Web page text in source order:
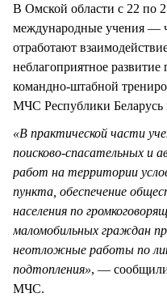
В Омской области с 22 по
международные учения —
отработают
неблагоприятное
командно-штабной
МЧС Республики
«В практической части
поисково-спасательных и
работ на территории
пункта, обеспечение
населения по
маломобильных граждан
неотложные работы по
подтопления», — сообщили
МЧС.